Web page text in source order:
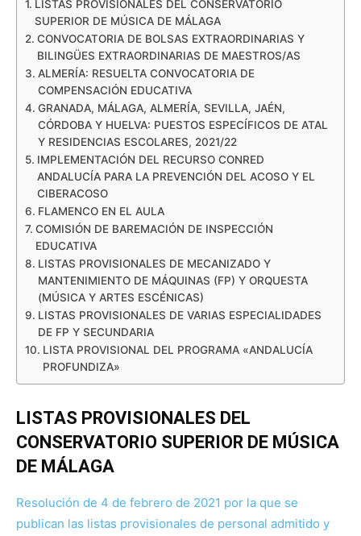
LISTAS PROVISIONALES DEL CONSERVATORIO
SUPERIOR DE MÚSICA DE MÁLAGA
CONVOCATORIA DE BOLSAS EXTRAORDINARIAS Y
BILINGÜES EXTRAORDINARIAS DE MAESTROS/AS
ALMERÍA: RESUELTA CONVOCATORIA DE
COMPENSACIÓN EDUCATIVA
GRANADA, MÁLAGA, ALMERÍA, SEVILLA, JAÉN,
CÓRDOBA Y HUELVA: PUESTOS ESPECÍFICOS DE ATAL
Y RESIDENCIAS ESCOLARES, 2021/22
IMPLEMENTACIÓN DEL RECURSO CONRED
ANDALUCÍA PARA LA PREVENCIÓN DEL ACOSO Y EL
CIBERACOSO
FLAMENCO EN EL AULA
COMISIÓN DE BAREMACIÓN DE INSPECCIÓN
EDUCATIVA
LISTAS PROVISIONALES DE MECANIZADO Y
MANTENIMIENTO DE MÁQUINAS (FP) Y ORQUESTA
(MÚSICA Y ARTES ESCÉNICAS)
LISTAS PROVISIONALES DE VARIAS ESPECIALIDADES
DE FP Y SECUNDARIA
LISTA PROVISIONAL DEL PROGRAMA «ANDALUCÍA
PROFUNDIZA»
LISTAS PROVISIONALES DEL
CONSERVATORIO SUPERIOR DE MÚSICA
DE MÁLAGA
Resolución de 4 de febrero de 2021 por la que se
publican las listas provisionales de personal admitido y